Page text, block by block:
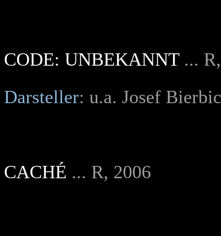
CODE: UNBEKANNT ...
Darsteller: u.a. Josef
CACHÉ ... R, 2006